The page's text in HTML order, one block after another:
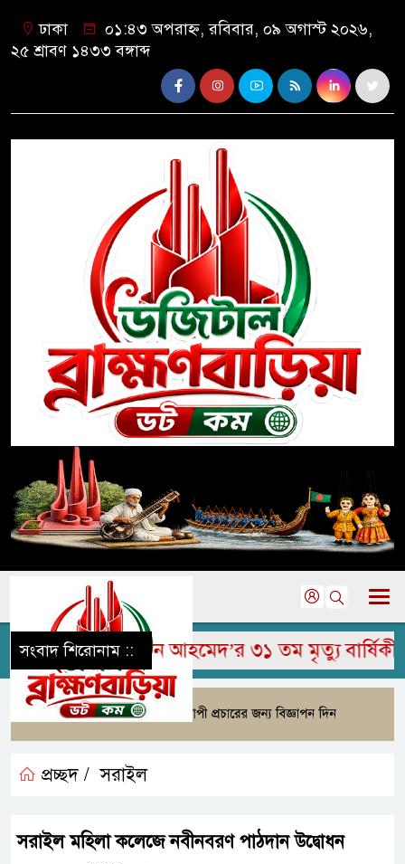
ঢাকা
০১:৪৩ অপরাহ্ন, রবিবার, ০৯ অগাস্ট ২০২৬,
২৫ শ্রাবণ ১৪৩৩ বঙ্গাব্দ
সংবাদ শিরোনাম ::
জামির উদ্দিন আহমেদ’র ৩১ তম মৃত্যু বার্ষিকী
প্রচ্ছদ / সরাইল
সরাইল মহিলা কলেজে নবীনবরণ পাঠদান উদ্বোধন